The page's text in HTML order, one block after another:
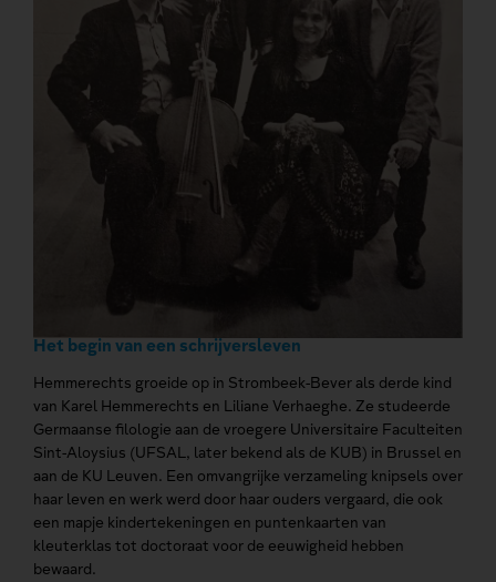
Het begin van een schrijversleven
Hemmerechts groeide op in Strombeek-Bever als derde kind
van Karel Hemmerechts en Liliane Verhaeghe. Ze studeerde
Germaanse filologie aan de vroegere Universitaire Faculteiten
Sint-Aloysius (UFSAL, later bekend als de KUB) in Brussel en
aan de KU Leuven. Een omvangrijke verzameling knipsels over
haar leven en werk werd door haar ouders vergaard, die ook
een mapje kindertekeningen en puntenkaarten van
kleuterklas tot doctoraat voor de eeuwigheid hebben
bewaard.